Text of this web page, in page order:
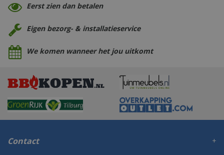
Eerst zien dan betalen
Eigen bezorg- & installatieservice
We komen wanneer het jou uitkomt
Contact